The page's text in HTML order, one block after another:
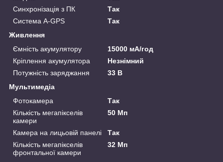
Синхронізація з ПК
Так
Система A-GPS
Так
Живлення
Ємність акумулятору
15000 мА/год
Кріплення акумулятора
Незнімний
Потужність заряджання
33 В
Мультимедіа
Фотокамера
Так
Кількість мегапікселів
камери
50 Мп
Камера на лицьовій панелі
Так
Кількість мегапікселів
фронтальної камери
32 Мп